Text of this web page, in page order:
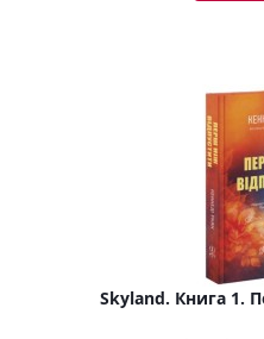
Skyland. Книга 1.